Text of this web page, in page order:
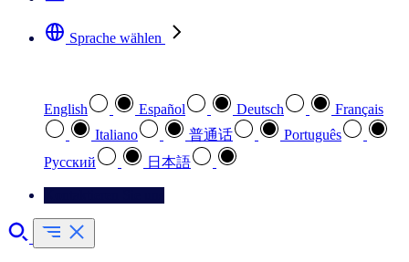
Sprache wählen
English Español Deutsch
Français
Italiano
普通话
Português
Pусский
日本語